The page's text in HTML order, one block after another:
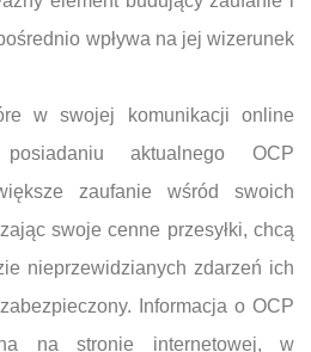
wpływa na jej wizerunek
w swojej komunikacji online
aktualnego OCP
zaufanie wśród swoich
swoje cenne przesyłki, chcą
nieprzewidzianych zdarzeń ich
Informacja o OCP
na stronie internetowej, w